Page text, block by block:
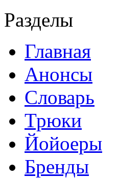
Разделы
Главная
Анонсы
Словарь
Трюки
Йойоеры
Бренды